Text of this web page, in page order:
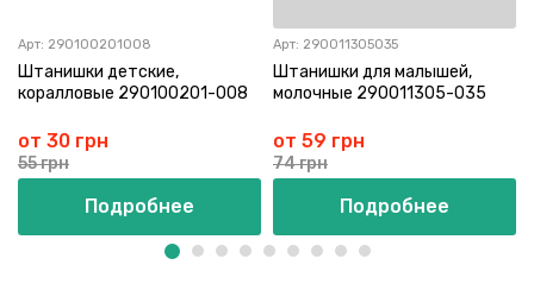
Арт: 290100201008
Штанишки детские,
коралловые 290100201-008
от 30 грн
55 грн
Подробнее
Арт: 290011305035
Штанишки для малышей,
молочные 290011305-035
от 59 грн
74 грн
Подробнее